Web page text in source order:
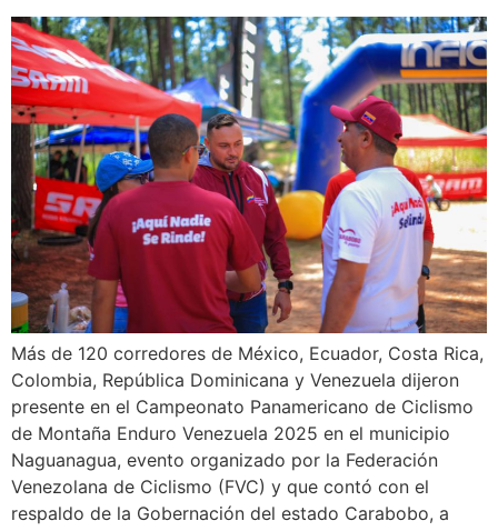
Más de 120 corredores de México, Ecuador, Costa Rica,
Colombia, República Dominicana y Venezuela dijeron
presente en el Campeonato Panamericano de Ciclismo
de Montaña Enduro Venezuela 2025 en el municipio
Naguanagua, evento organizado por la Federación
Venezolana de Ciclismo (FVC) y que contó con el
respaldo de la Gobernación del estado Carabobo, a